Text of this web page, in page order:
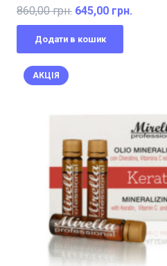
860,00грн. Оригінальна
ціна:
645,00 грн.
Додати в кошик
АКЦІЯ